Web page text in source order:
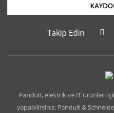
Takip Edin
Panduit, elektrik ve IT ürünleri
yapabilirsiniz. Panduit &